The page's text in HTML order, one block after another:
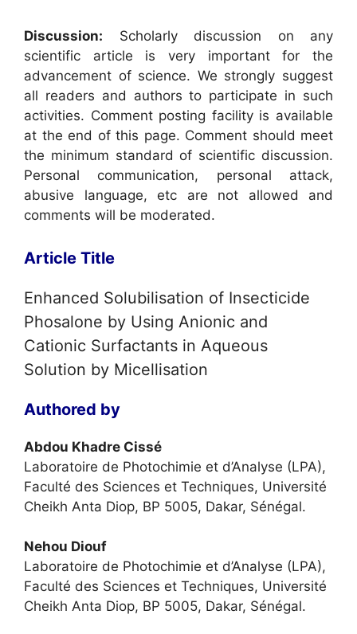
Discussion: Scholarly discussion on any
scientific article is very important for the
advancement of science. We strongly suggest
all readers and authors to participate in such
activities. Comment posting facility is available
at the end of this page. Comment should meet
the minimum standard of scientific discussion.
Personal communication, personal attack,
abusive language, etc are not allowed and
comments will be moderated.
Article Title
Enhanced Solubilisation of Insecticide
Phosalone by Using Anionic and
Cationic Surfactants in Aqueous
Solution by Micellisation
Authored by
Abdou Khadre Cissé
Laboratoire de Photochimie et d’Analyse (LPA),
Faculté des Sciences et Techniques, Université
Cheikh Anta Diop, BP 5005, Dakar, Sénégal.
Nehou Diouf
Laboratoire de Photochimie et d’Analyse (LPA),
Faculté des Sciences et Techniques, Université
Cheikh Anta Diop, BP 5005, Dakar, Sénégal.